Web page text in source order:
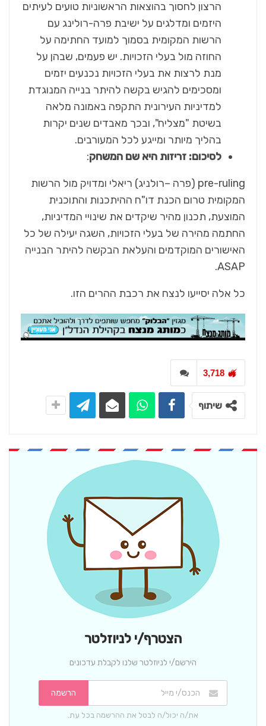
הרצון לחסוך בהוצאות הראשוניות טועים לעיתים
היזמים ומדלגים על ישיבת פרה-רולינג עם
הרשות המקומית בסמוך למועד החתימה על
החוזה מול בעלי הזכויות. יש פעמים, שבהן על
מנת לרצות את בעלי הזכויות נכנעים יזמים
ומסכימים להגיש בקשה להיתר בנייה המנוגדת
למדיניות העירונית התקפה באמונה מלאה
בשיטת "מצליח", ובכך מאבדים שנים יקרות
בהליך מיותר ומייגע לכל המעורבים.
לסיכום: זריזות היא שם המשחק:
pre-ruling (פרה –רולניג) ריאלי ומדויק מול הרשות
המקומית טרום הכנת דו"ח ההיתכנות והתוכנית
המוצעת, תכנון מהיר שיקדים את שינויי המדיניות,
החתמה מהירה של בעלי הזכויות, השגה יעילה של כל
האישורים המוקדמים והעלאת הבקשה להיתר הבנייה
ASAP.
כל אלה יסייעו לנצח את רכבת ההרים הזו.
3,718
שיתוף
הצטרף/י לניוזלטר
הירשם/י לניוזלטר שלנו לקבלת עדכונים
הרשמה
את/ה יכול/ה לבטל את ההרשמה בכל עת.